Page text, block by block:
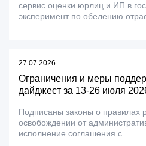
сервис оценки юрлиц и ИП в
эксперимент по обелению
27.07.2026
Ограничения и меры
дайджест за 13-26 июля
Подписаны законы о правилах
освобождении от
исполнение соглашения с...